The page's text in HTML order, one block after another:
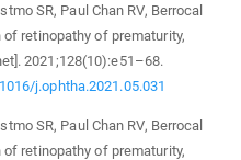
SR, Paul Chan RV, Berrocal
retinopathy of prematurity,
2021;128(10):e51–68.
j.ophtha.2021.05.031
SR, Paul Chan RV, Berrocal
retinopathy of prematurity,